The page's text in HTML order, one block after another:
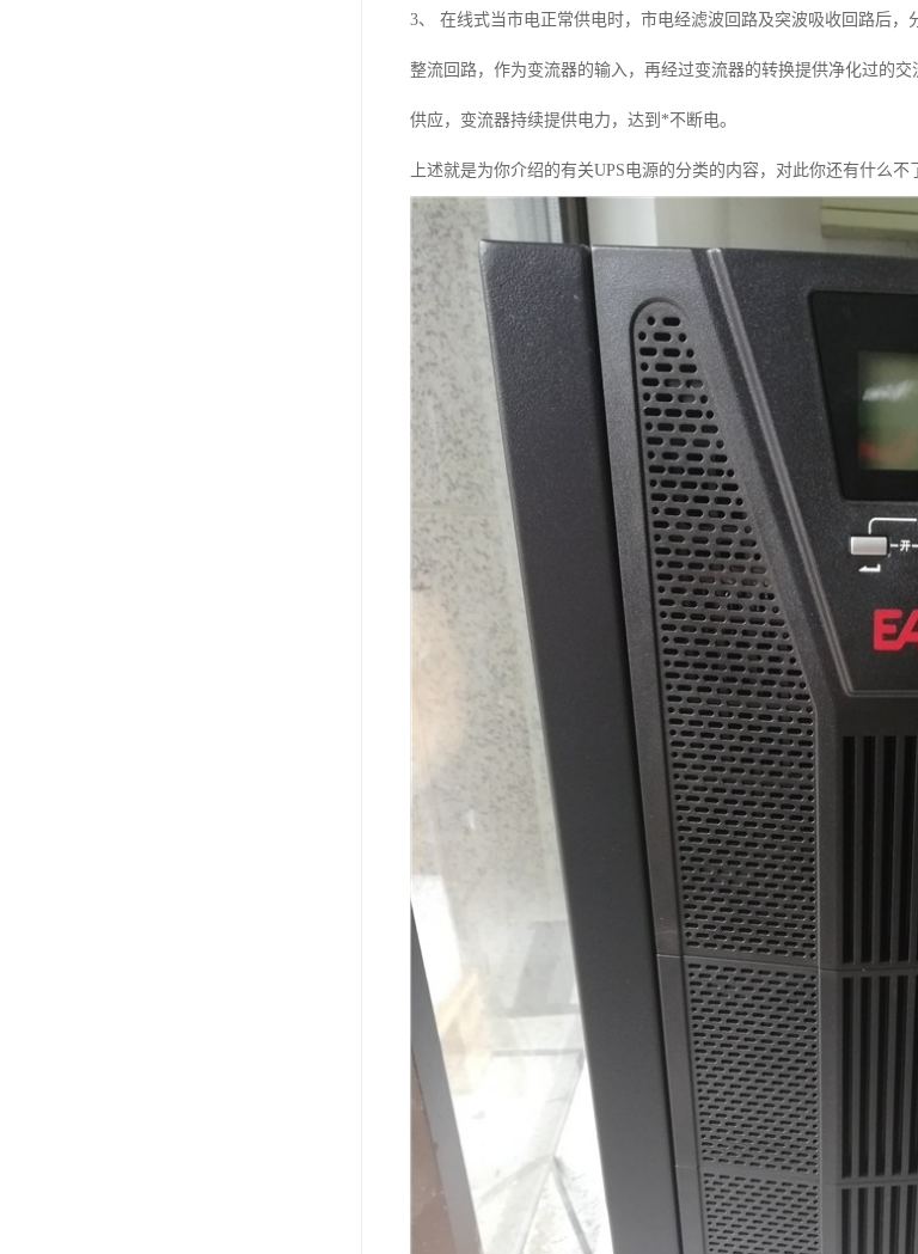
3、 在线式当市电正常供电时，市电经滤波回路及突波吸收回路后
整流回路，作为变流器的输入，再经过变流器的转换提供净化过的
供应，变流器持续提供电力，达到*不断电。
上述就是为你介绍的有关UPS电源的分类的内容，对此你还有什么不